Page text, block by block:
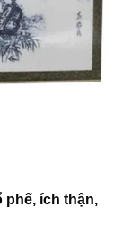
phế, ích thận,